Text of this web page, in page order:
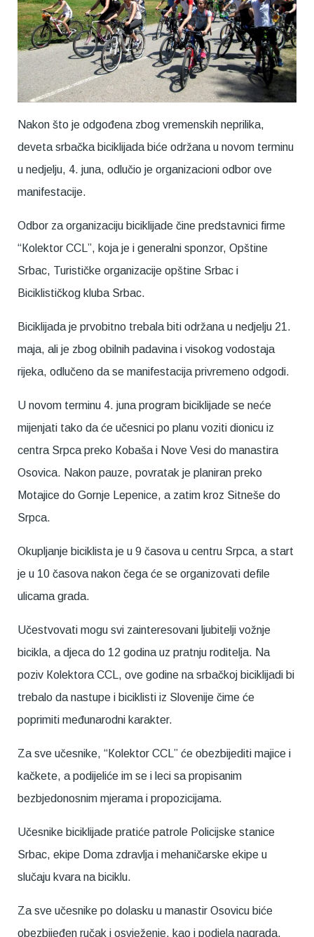
Nakon što je odgođena zbog vremenskih neprilika,
deveta srbačka biciklijada biće održana u novom terminu
u nedjelju, 4. juna, odlučio je organizacioni odbor ove
manifestacije.
Odbor za organizaciju biciklijade čine predstavnici firme
“Кolektor CCL”, koja je i generalni sponzor, Opštine
Srbac, Turističke organizacije opštine Srbac i
Biciklističkog kluba Srbac.
Biciklijada je prvobitno trebala biti održana u nedjelju 21.
maja, ali je zbog obilnih padavina i visokog vodostaja
rijeka, odlučeno da se manifestacija privremeno odgodi.
U novom terminu 4. juna program biciklijade se neće
mijenjati tako da će učesnici po planu voziti dionicu iz
centra Srpca preko Кobaša i Nove Vesi do manastira
Osovica. Nakon pauze, povratak je planiran preko
Motajice do Gornje Lepenice, a zatim kroz Sitneše do
Srpca.
Okupljanje biciklista je u 9 časova u centru Srpca, a start
je u 10 časova nakon čega će se organizovati defile
ulicama grada.
Učestvovati mogu svi zainteresovani ljubitelji vožnje
bicikla, a djeca do 12 godina uz pratnju roditelja. Na
poziv Кolektora CCL, ove godine na srbačkoj biciklijadi bi
trebalo da nastupe i biciklisti iz Slovenije čime će
poprimiti međunarodni karakter.
Za sve učesnike, “Кolektor CCL” će obezbijediti majice i
kačkete, a podijeliće im se i leci sa propisanim
bezbjedonosnim mjerama i propozicijama.
Učesnike biciklijade pratiće patrole Policijske stanice
Srbac, ekipe Doma zdravlja i mehaničarske ekipe u
slučaju kvara na biciklu.
Za sve učesnike po dolasku u manastir Osovicu biće
obezbijeđen ručak i osvježenje, kao i podjela nagrada.